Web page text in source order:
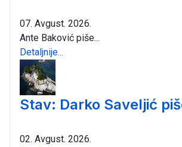
07. Avgust. 2026.
Ante Baković piše...
Detaljnije...
Stav: Darko Saveljić
02. Avgust. 2026.